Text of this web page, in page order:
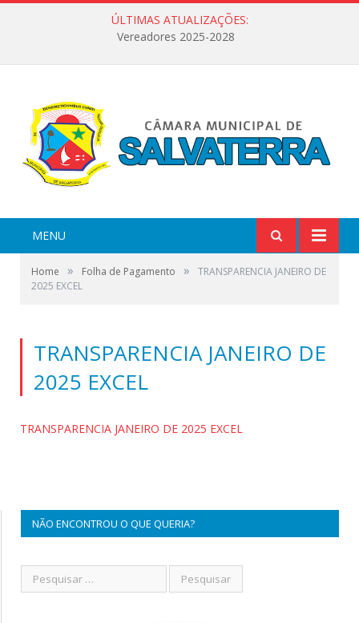
ÚLTIMAS ATUALIZAÇÕES:
Vereadores 2025-2028
MENU
Home » Folha de Pagamento »
TRANSPARENCIA JANEIRO DE
2025 EXCEL
TRANSPARENCIA JANEIRO DE
2025 EXCEL
TRANSPARENCIA JANEIRO DE 2025 EXCEL
NÃO ENCONTROU O QUE QUERIA?